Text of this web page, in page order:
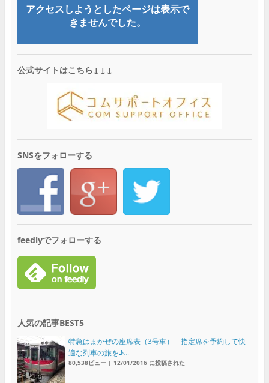
公式サイトはこちら↓↓↓
SNSをフォローする
feedlyでフォローする
人気の記事BEST5
特急はまかぜの座席表（3号車） 指定席を予約して快
適な列車の旅を♪...
80,538ビュー| 12/01/2016 に投稿された